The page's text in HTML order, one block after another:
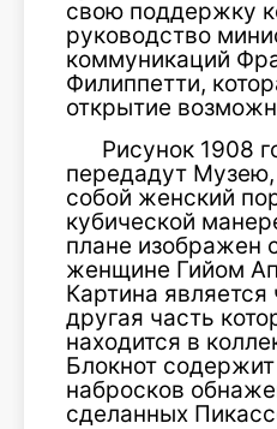
свою поддержку
руководство
коммуникаций
Филиппетти,
открытие
Рисунок 1908
передадут
собой женский
кубической
плане изображен
женщине Гийом
Картина
другая часть
находится в
Блокнот
набросков
сделанных